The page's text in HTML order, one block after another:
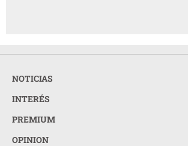
NOTICIAS
INTERÉS
PREMIUM
OPINION